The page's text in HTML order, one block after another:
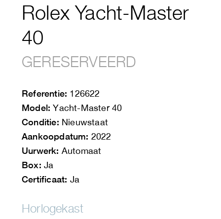
Rolex Yacht-Master
40
GERESERVEERD
Referentie: 126622
Model: Yacht-Master 40
Conditie: Nieuwstaat
Aankoopdatum: 2022
Uurwerk: Automaat
Box: Ja
Certificaat: Ja
Horlogekast